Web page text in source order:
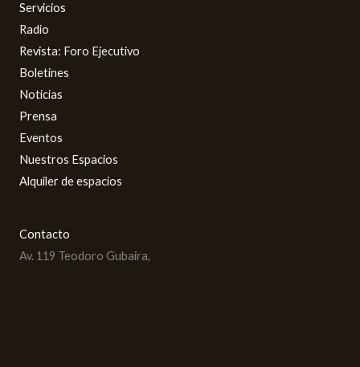
Servicios
Radio
Revista: Foro Ejecutivo
Boletines
Noticias
Prensa
Eventos
Nuestros Espacios
Alquiler de espacios
Contacto
Av. 119 Teodoro Gubaira,